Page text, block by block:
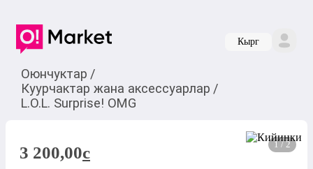
Кырг
Оюнчуктар /
Куурчактар жана аксессуарлар /
L.O.L. Surprise! OMG
1 / 2
3 200,00c